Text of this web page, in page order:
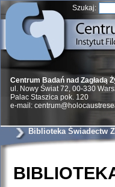
Szukaj:
Centrum Badań nad Zagładą
ul. Nowy Świat 72, 00-330
Palac Staszica pok. 120
e-mail:
Biblioteka Świadectw